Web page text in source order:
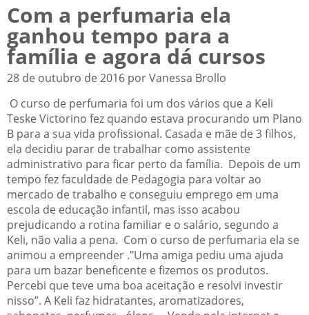
Com a perfumaria ela
ganhou tempo para a
família e agora dá cursos
28 de outubro de 2016 por Vanessa Brollo
O curso de perfumaria foi um dos vários que a Keli
Teske Victorino fez quando estava procurando um Plano
B para a sua vida profissional. Casada e mãe de 3 filhos,
ela decidiu parar de trabalhar como assistente
administrativo para ficar perto da família. Depois de um
tempo fez faculdade de Pedagogia para voltar ao
mercado de trabalho e conseguiu emprego em uma
escola de educação infantil, mas isso acabou
prejudicando a rotina familiar e o salário, segundo a
Keli, não valia a pena. Com o curso de perfumaria ela se
animou a empreender ."Uma amiga pediu uma ajuda
para um bazar beneficente e fizemos os produtos.
Percebi que teve uma boa aceitação e resolvi investir
nisso”. A Keli faz hidratantes, aromatizadores,